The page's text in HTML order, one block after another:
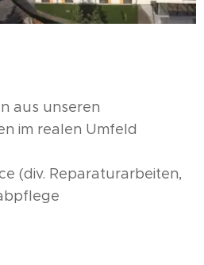
aus unseren
im realen Umfeld
(div. Reparaturarbeiten,